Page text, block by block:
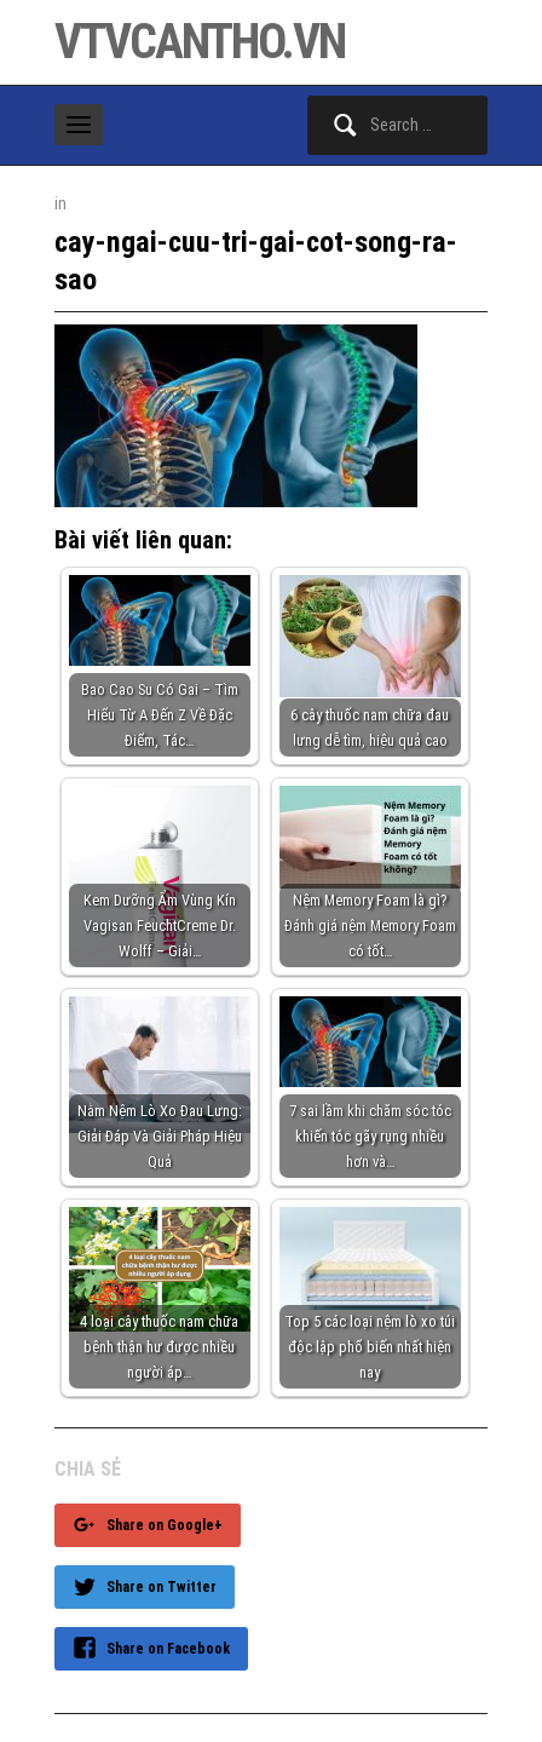
VTVCANTHO.VN
in
cay-ngai-cuu-tri-gai-cot-song-ra-
sao
Bài viết liên quan:
Bao Cao Su Có Gai – Tìm
Hiểu Từ A Đến Z Về Đặc
Điểm, Tác…
6 cây thuốc nam chữa đau
lưng dễ tìm, hiệu quả cao
Kem Dưỡng Ẩm Vùng Kín
Vagisan FeuchtCreme Dr.
Wolff – Giải…
Nệm Memory Foam là gì?
Đánh giá nệm Memory Foam
có tốt…
Nằm Nệm Lò Xo Đau Lưng:
Giải Đáp Và Giải Pháp Hiệu
Quả
7 sai lầm khi chăm sóc tóc
khiến tóc gãy rụng nhiều
hơn và…
4 loại cây thuốc nam chữa
bệnh thận hư được nhiều
người áp…
Top 5 các loại nệm lò xo túi
độc lập phổ biến nhất hiện
nay
CHIA SẺ
Share on Google+
Share on Twitter
Share on Facebook